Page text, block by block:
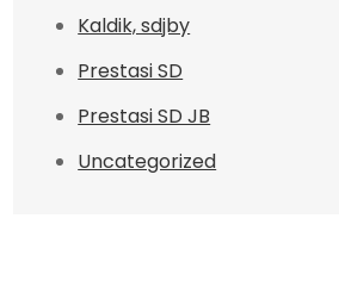
Kaldik, sdjby
Prestasi SD
Prestasi SD JB
Uncategorized